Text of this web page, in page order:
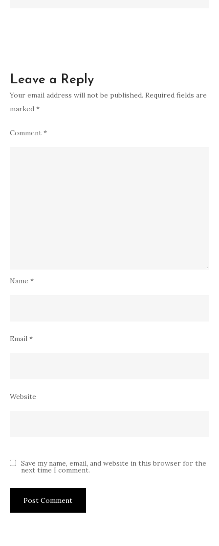
Leave a Reply
Your email address will not be published. Required fields are
marked *
Comment *
Name *
Email *
Website
Save my name, email, and website in this browser for the
next time I comment.